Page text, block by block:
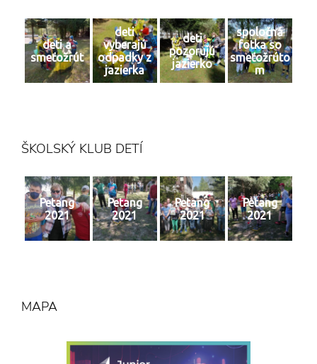
deti a
smeťožrút
deti
vyberajú
odpadky z
jazierka
deti
pozorujú
jazierko
spoločná
fotka so
smeťožrúto
m
ŠKOLSKÝ KLUB DETÍ
Petang
2021
Petang
2021
Petang
2021
Petang
2021
MAPA